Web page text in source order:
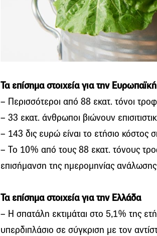
Τα επίσημα στοιχεία για την
– Περισσότεροι από 88 εκατ. τόνοι
– 33 εκατ. άνθρωποι βιώνουν
– 143 δις ευρώ είναι το ετήσιο κόστος
– Το 10% από τους 88 εκατ. τόνους
επισήμανση της ημερομηνίας
Τα επίσημα στοιχεία για την Ελλάδα
– Η σπατάλη εκτιμάται στο 5,1% της
υπερδιπλάσιο σε σύγκριση με τον